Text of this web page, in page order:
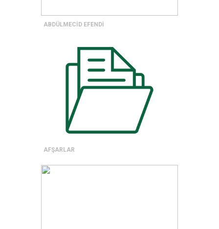
ABDÜLMECİD EFENDİ
AFŞARLAR